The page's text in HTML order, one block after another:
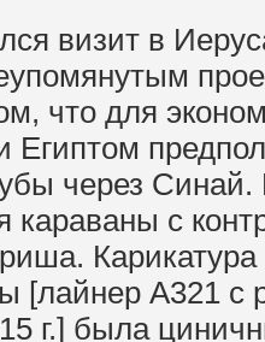
визит в
что для
через Синай.
караваны с
Карикатура
[лайнер А321 с
г.] была